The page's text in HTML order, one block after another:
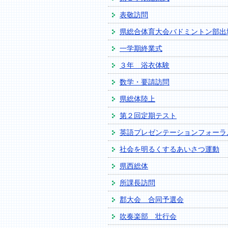
表敬訪問
県総合体育大会バドミントン部出
一学期終業式
３年 浴衣体験
数学・要請訪問
県総体陸上
第２回定期テスト
英語プレゼンテーションフォーラ
社会を明るくするあいさつ運動
県西総体
所課長訪問
郡大会 合同予選会
吹奏楽部 壮行会